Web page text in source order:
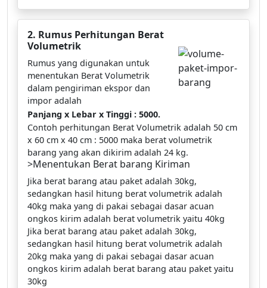
2. Rumus Perhitungan Berat
Volumetrik
Rumus yang digunakan untuk
menentukan Berat Volumetrik
dalam pengiriman ekspor dan
impor adalah
Panjang x Lebar x Tinggi : 5000.
Contoh perhitungan Berat Volumetrik adalah 50 cm
x 60 cm x 40 cm : 5000 maka berat volumetrik
barang yang akan dikirim adalah 24 kg.
>Menentukan Berat barang Kiriman
Jika berat barang atau paket adalah 30kg,
sedangkan hasil hitung berat volumetrik adalah
40kg maka yang di pakai sebagai dasar acuan
ongkos kirim adalah berat volumetrik yaitu 40kg
Jika berat barang atau paket adalah 30kg,
sedangkan hasil hitung berat volumetrik adalah
20kg maka yang di pakai sebagai dasar acuan
ongkos kirim adalah berat barang atau paket yaitu
30kg